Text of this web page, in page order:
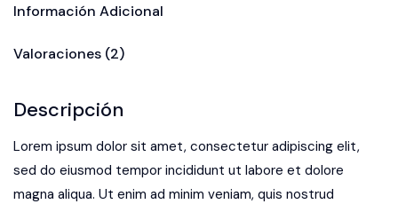
Información Adicional
Valoraciones (2)
Descripción
Lorem ipsum dolor sit amet, consectetur adipiscing elit,
sed do eiusmod tempor incididunt ut labore et dolore
magna aliqua. Ut enim ad minim veniam, quis nostrud